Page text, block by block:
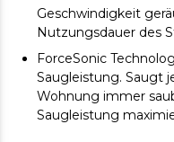
Geschwindigkeit
Nutzungsdauer des
ForceSonic
Saugleistung. Saugt
Wohnung immer
Saugleistung